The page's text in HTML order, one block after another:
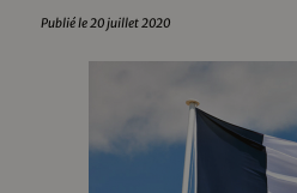
Publié le 20 juillet 2020